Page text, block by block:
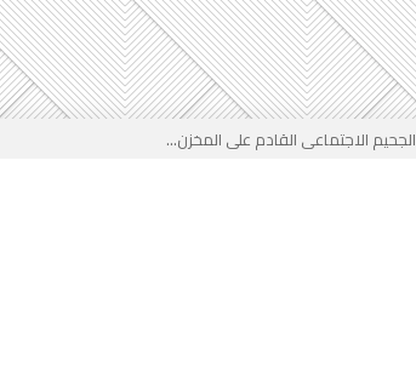
الجحيم الاجتماعي القادم على المخزن...